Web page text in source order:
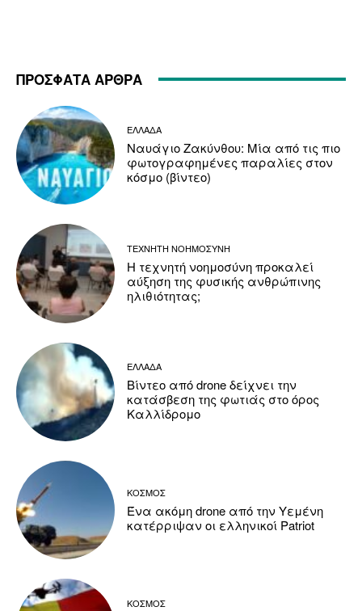
ΠΡΟΣΦΑΤΑ ΑΡΘΡΑ
ΕΛΛΑΔΑ
Ναυάγιο Ζακύνθου: Μία από τις πιο
φωτογραφημένες παραλίες στον
κόσμο (βίντεο)
ΤΕΧΝΗΤΗ ΝΟΗΜΟΣΥΝΗ
Η τεχνητή νοημοσύνη προκαλεί
αύξηση της φυσικής ανθρώπινης
ηλιθιότητας;
ΕΛΛΑΔΑ
Βίντεο από drone δείχνει την
κατάσβεση της φωτιάς στο όρος
Καλλίδρομο
ΚΟΣΜΟΣ
Ένα ακόμη drone από την Υεμένη
κατέρριψαν οι ελληνικοί Patriot
ΚΟΣΜΟΣ